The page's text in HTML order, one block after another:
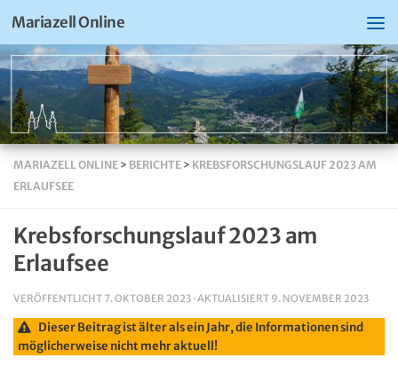
Mariazell Online
MARIAZELL ONLINE > BERICHTE > KREBSFORSCHUNGSLAUF 2023 AM
ERLAUFSEE
Krebsforschungslauf 2023 am
Erlaufsee
VERÖFFENTLICHT 7. OKTOBER 2023 · AKTUALISIERT 9. NOVEMBER 2023
Dieser Beitrag ist älter als ein Jahr, die Informationen sind
möglicherweise nicht mehr aktuell!